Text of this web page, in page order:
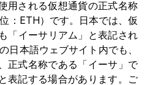
用される仮想通貨の正式名称
：ETH）です。日本では、仮
「イーサリアム」と表記され
日本語ウェブサイト内でも、
正式名称である「イーサ」で
表記する場合があります。ご